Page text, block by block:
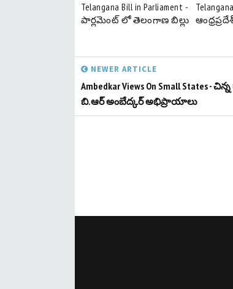
Telangana Bill in Parliament -
పార్లమెంట్ లో తెలంగాణ బిల్లు
NEWER ARTICLE
Ambedkar Views On Small States -
బి.ఆర్ అంబేద్కర్ అభిప్రాయాలు